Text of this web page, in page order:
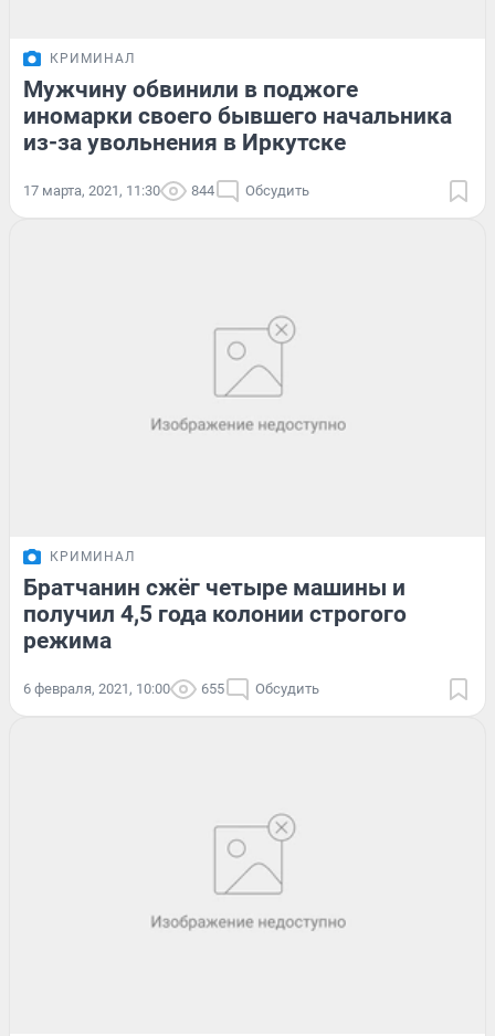
КРИМИНАЛ
Мужчину обвинили в поджоге
иномарки своего бывшего начальника
из-за увольнения в Иркутске
17 марта, 2021, 11:30 844 Обсудить
КРИМИНАЛ
Братчанин сжёг четыре машины и
получил 4,5 года колонии строгого
режима
6 февраля, 2021, 10:00 655 Обсудить